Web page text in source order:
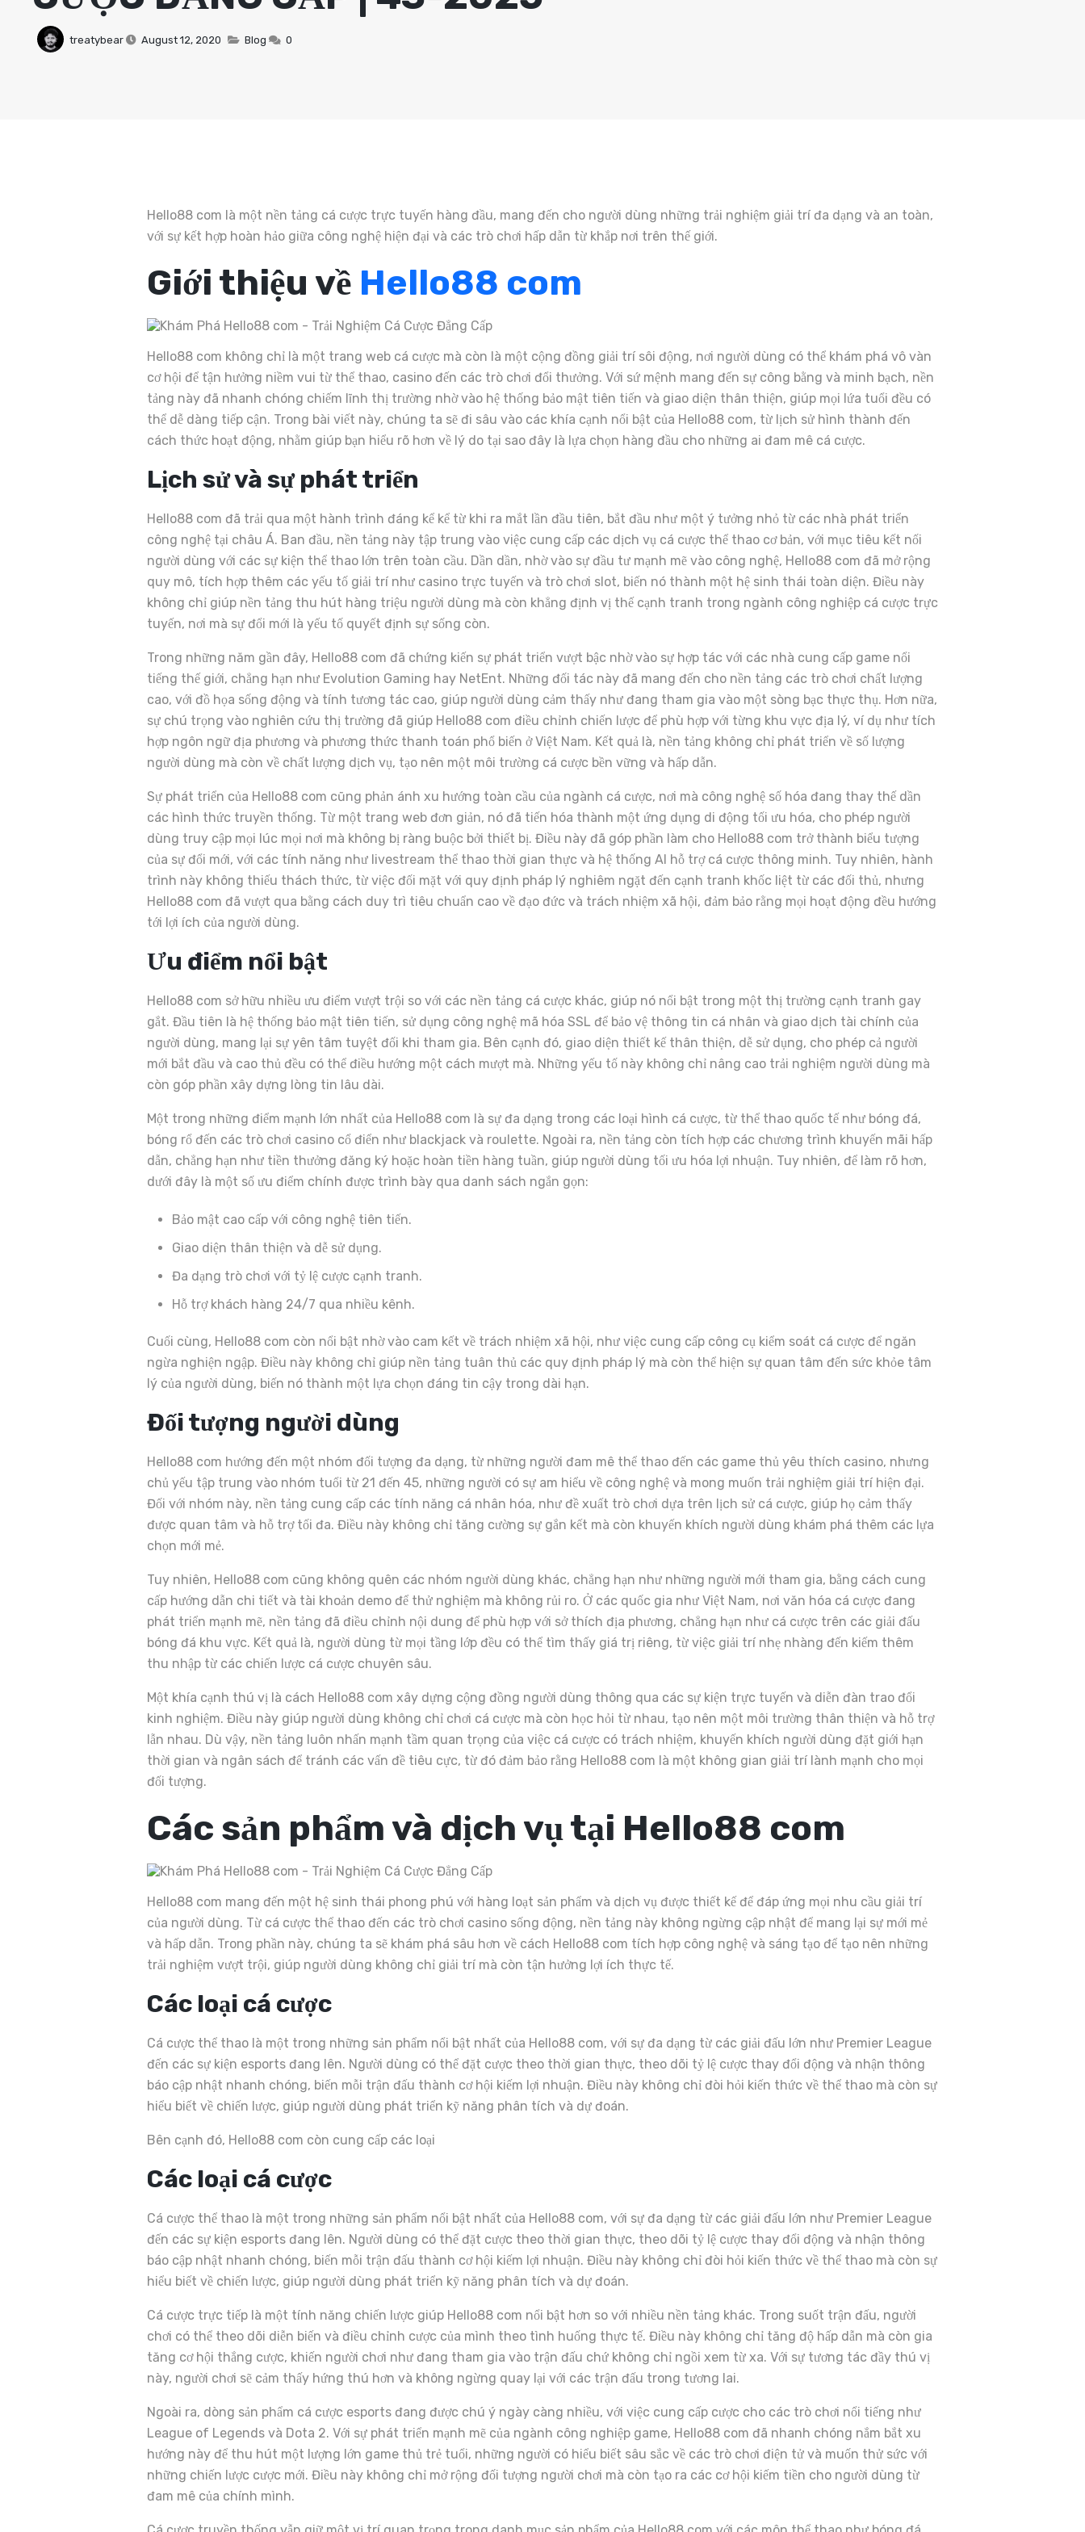
treatybear August 12, 2020 Blog 0
Hello88 com là một nền tảng cá cược trực tuyến hàng đầu, mang đến cho người dùng những trải nghiệm giải trí đa dạng và an toàn,
với sự kết hợp hoàn hảo giữa công nghệ hiện đại và các trò chơi hấp dẫn từ khắp nơi trên thế giới.
Giới thiệu về Hello88 com
Hello88 com không chỉ là một trang web cá cược mà còn là một cộng đồng giải trí sôi động, nơi người dùng có thể khám phá vô vàn
cơ hội để tận hưởng niềm vui từ thể thao, casino đến các trò chơi đổi thưởng. Với sứ mệnh mang đến sự công bằng và minh bạch, nền
tảng này đã nhanh chóng chiếm lĩnh thị trường nhờ vào hệ thống bảo mật tiên tiến và giao diện thân thiện, giúp mọi lứa tuổi đều có
thể dễ dàng tiếp cận. Trong bài viết này, chúng ta sẽ đi sâu vào các khía cạnh nổi bật của Hello88 com, từ lịch sử hình thành đến
cách thức hoạt động, nhằm giúp bạn hiểu rõ hơn về lý do tại sao đây là lựa chọn hàng đầu cho những ai đam mê cá cược.
Lịch sử và sự phát triển
Hello88 com đã trải qua một hành trình đáng kể kể từ khi ra mắt lần đầu tiên, bắt đầu như một ý tưởng nhỏ từ các nhà phát triển
công nghệ tại châu Á. Ban đầu, nền tảng này tập trung vào việc cung cấp các dịch vụ cá cược thể thao cơ bản, với mục tiêu kết nối
người dùng với các sự kiện thể thao lớn trên toàn cầu. Dần dần, nhờ vào sự đầu tư mạnh mẽ vào công nghệ, Hello88 com đã mở rộng
quy mô, tích hợp thêm các yếu tố giải trí như casino trực tuyến và trò chơi slot, biến nó thành một hệ sinh thái toàn diện. Điều này
không chỉ giúp nền tảng thu hút hàng triệu người dùng mà còn khẳng định vị thế cạnh tranh trong ngành công nghiệp cá cược trực
tuyến, nơi mà sự đổi mới là yếu tố quyết định sự sống còn.
Trong những năm gần đây, Hello88 com đã chứng kiến sự phát triển vượt bậc nhờ vào sự hợp tác với các nhà cung cấp game nổi
tiếng thế giới, chẳng hạn như Evolution Gaming hay NetEnt. Những đối tác này đã mang đến cho nền tảng các trò chơi chất lượng
cao, với đồ họa sống động và tính tương tác cao, giúp người dùng cảm thấy như đang tham gia vào một sòng bạc thực thụ. Hơn nữa,
sự chú trọng vào nghiên cứu thị trường đã giúp Hello88 com điều chỉnh chiến lược để phù hợp với từng khu vực địa lý, ví dụ như tích
hợp ngôn ngữ địa phương và phương thức thanh toán phổ biến ở Việt Nam. Kết quả là, nền tảng không chỉ phát triển về số lượng
người dùng mà còn về chất lượng dịch vụ, tạo nên một môi trường cá cược bền vững và hấp dẫn.
Sự phát triển của Hello88 com cũng phản ánh xu hướng toàn cầu của ngành cá cược, nơi mà công nghệ số hóa đang thay thế dần
các hình thức truyền thống. Từ một trang web đơn giản, nó đã tiến hóa thành một ứng dụng di động tối ưu hóa, cho phép người
dùng truy cập mọi lúc mọi nơi mà không bị ràng buộc bởi thiết bị. Điều này đã góp phần làm cho Hello88 com trở thành biểu tượng
của sự đổi mới, với các tính năng như livestream thể thao thời gian thực và hệ thống AI hỗ trợ cá cược thông minh. Tuy nhiên, hành
trình này không thiếu thách thức, từ việc đối mặt với quy định pháp lý nghiêm ngặt đến cạnh tranh khốc liệt từ các đối thủ, nhưng
Hello88 com đã vượt qua bằng cách duy trì tiêu chuẩn cao về đạo đức và trách nhiệm xã hội, đảm bảo rằng mọi hoạt động đều hướng
tới lợi ích của người dùng.
Ưu điểm nổi bật
Hello88 com sở hữu nhiều ưu điểm vượt trội so với các nền tảng cá cược khác, giúp nó nổi bật trong một thị trường cạnh tranh gay
gắt. Đầu tiên là hệ thống bảo mật tiên tiến, sử dụng công nghệ mã hóa SSL để bảo vệ thông tin cá nhân và giao dịch tài chính của
người dùng, mang lại sự yên tâm tuyệt đối khi tham gia. Bên cạnh đó, giao diện thiết kế thân thiện, dễ sử dụng, cho phép cả người
mới bắt đầu và cao thủ đều có thể điều hướng một cách mượt mà. Những yếu tố này không chỉ nâng cao trải nghiệm người dùng mà
còn góp phần xây dựng lòng tin lâu dài.
Một trong những điểm mạnh lớn nhất của Hello88 com là sự đa dạng trong các loại hình cá cược, từ thể thao quốc tế như bóng đá,
bóng rổ đến các trò chơi casino cổ điển như blackjack và roulette. Ngoài ra, nền tảng còn tích hợp các chương trình khuyến mãi hấp
dẫn, chẳng hạn như tiền thưởng đăng ký hoặc hoàn tiền hàng tuần, giúp người dùng tối ưu hóa lợi nhuận. Tuy nhiên, để làm rõ hơn,
dưới đây là một số ưu điểm chính được trình bày qua danh sách ngắn gọn:
Bảo mật cao cấp với công nghệ tiên tiến.
Giao diện thân thiện và dễ sử dụng.
Đa dạng trò chơi với tỷ lệ cược cạnh tranh.
Hỗ trợ khách hàng 24/7 qua nhiều kênh.
Cuối cùng, Hello88 com còn nổi bật nhờ vào cam kết về trách nhiệm xã hội, như việc cung cấp công cụ kiểm soát cá cược để ngăn
ngừa nghiện ngập. Điều này không chỉ giúp nền tảng tuân thủ các quy định pháp lý mà còn thể hiện sự quan tâm đến sức khỏe tâm
lý của người dùng, biến nó thành một lựa chọn đáng tin cậy trong dài hạn.
Đối tượng người dùng
Hello88 com hướng đến một nhóm đối tượng đa dạng, từ những người đam mê thể thao đến các game thủ yêu thích casino, nhưng
chủ yếu tập trung vào nhóm tuổi từ 21 đến 45, những người có sự am hiểu về công nghệ và mong muốn trải nghiệm giải trí hiện đại.
Đối với nhóm này, nền tảng cung cấp các tính năng cá nhân hóa, như đề xuất trò chơi dựa trên lịch sử cá cược, giúp họ cảm thấy
được quan tâm và hỗ trợ tối đa. Điều này không chỉ tăng cường sự gắn kết mà còn khuyến khích người dùng khám phá thêm các lựa
chọn mới mẻ.
Tuy nhiên, Hello88 com cũng không quên các nhóm người dùng khác, chẳng hạn như những người mới tham gia, bằng cách cung
cấp hướng dẫn chi tiết và tài khoản demo để thử nghiệm mà không rủi ro. Ở các quốc gia như Việt Nam, nơi văn hóa cá cược đang
phát triển mạnh mẽ, nền tảng đã điều chỉnh nội dung để phù hợp với sở thích địa phương, chẳng hạn như cá cược trên các giải đấu
bóng đá khu vực. Kết quả là, người dùng từ mọi tầng lớp đều có thể tìm thấy giá trị riêng, từ việc giải trí nhẹ nhàng đến kiếm thêm
thu nhập từ các chiến lược cá cược chuyên sâu.
Một khía cạnh thú vị là cách Hello88 com xây dựng cộng đồng người dùng thông qua các sự kiện trực tuyến và diễn đàn trao đổi
kinh nghiệm. Điều này giúp người dùng không chỉ chơi cá cược mà còn học hỏi từ nhau, tạo nên một môi trường thân thiện và hỗ trợ
lẫn nhau. Dù vậy, nền tảng luôn nhấn mạnh tầm quan trọng của việc cá cược có trách nhiệm, khuyến khích người dùng đặt giới hạn
thời gian và ngân sách để tránh các vấn đề tiêu cực, từ đó đảm bảo rằng Hello88 com là một không gian giải trí lành mạnh cho mọi
đối tượng.
Các sản phẩm và dịch vụ tại Hello88 com
Hello88 com mang đến một hệ sinh thái phong phú với hàng loạt sản phẩm và dịch vụ được thiết kế để đáp ứng mọi nhu cầu giải trí
của người dùng. Từ cá cược thể thao đến các trò chơi casino sống động, nền tảng này không ngừng cập nhật để mang lại sự mới mẻ
và hấp dẫn. Trong phần này, chúng ta sẽ khám phá sâu hơn về cách Hello88 com tích hợp công nghệ và sáng tạo để tạo nên những
trải nghiệm vượt trội, giúp người dùng không chỉ giải trí mà còn tận hưởng lợi ích thực tế.
Các loại cá cược
Cá cược thể thao là một trong những sản phẩm nổi bật nhất của Hello88 com, với sự đa dạng từ các giải đấu lớn như Premier League
đến các sự kiện esports đang lên. Người dùng có thể đặt cược theo thời gian thực, theo dõi tỷ lệ cược thay đổi động và nhận thông
báo cập nhật nhanh chóng, biến mỗi trận đấu thành cơ hội kiếm lợi nhuận. Điều này không chỉ đòi hỏi kiến thức về thể thao mà còn sự
hiểu biết về chiến lược, giúp người dùng phát triển kỹ năng phân tích và dự đoán.
Bên cạnh đó, Hello88 com còn cung cấp các loại
Các loại cá cược
Cá cược thể thao là một trong những sản phẩm nổi bật nhất của Hello88 com, với sự đa dạng từ các giải đấu lớn như Premier League
đến các sự kiện esports đang lên. Người dùng có thể đặt cược theo thời gian thực, theo dõi tỷ lệ cược thay đổi động và nhận thông
báo cập nhật nhanh chóng, biến mỗi trận đấu thành cơ hội kiếm lợi nhuận. Điều này không chỉ đòi hỏi kiến thức về thể thao mà còn sự
hiểu biết về chiến lược, giúp người dùng phát triển kỹ năng phân tích và dự đoán.
Cá cược trực tiếp là một tính năng chiến lược giúp Hello88 com nổi bật hơn so với nhiều nền tảng khác. Trong suốt trận đấu, người
chơi có thể theo dõi diễn biến và điều chỉnh cược của mình theo tình huống thực tế. Điều này không chỉ tăng độ hấp dẫn mà còn gia
tăng cơ hội thắng cược, khiến người chơi như đang tham gia vào trận đấu chứ không chỉ ngồi xem từ xa. Với sự tương tác đầy thú vị
này, người chơi sẽ cảm thấy hứng thú hơn và không ngừng quay lại với các trận đấu trong tương lai.
Ngoài ra, dòng sản phẩm cá cược esports đang được chú ý ngày càng nhiều, với việc cung cấp cược cho các trò chơi nổi tiếng như
League of Legends và Dota 2. Với sự phát triển mạnh mẽ của ngành công nghiệp game, Hello88 com đã nhanh chóng nắm bắt xu
hướng này để thu hút một lượng lớn game thủ trẻ tuổi, những người có hiểu biết sâu sắc về các trò chơi điện tử và muốn thử sức với
những chiến lược cược mới. Điều này không chỉ mở rộng đối tượng người chơi mà còn tạo ra các cơ hội kiếm tiền cho người dùng từ
đam mê của chính mình.